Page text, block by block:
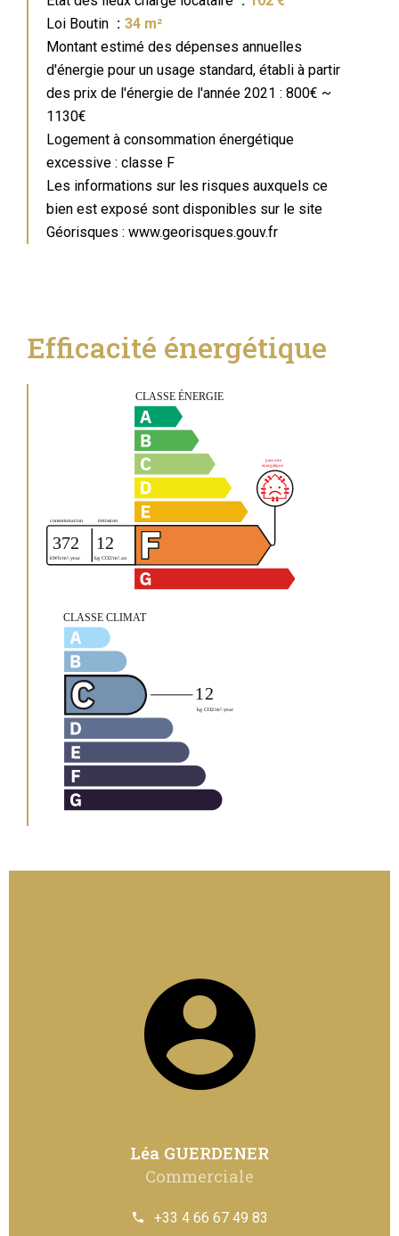
Loi Boutin
34 m²
Montant estimé des dépenses annuelles
d'énergie pour un usage standard, établi à partir
des prix de l'énergie de l'année 2021 : 800€ ~
1130€
Logement à consommation énergétique
excessive : classe F
Les informations sur les risques auxquels ce
bien est exposé sont disponibles sur le site
Géorisques : www.georisques.gouv.fr
Efficacité énergétique
Léa GUERDENER
Commerciale
+33 4 66 67 49 83